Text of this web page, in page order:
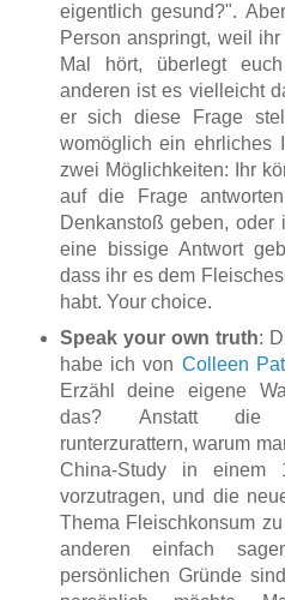
eigentlich gesund?".
Person anspringt, weil
Mal hört, überlegt
anderen ist es vielleicht
er sich diese Frage
womöglich ein ehrliches
zwei Möglichkeiten: Ihr
auf die Frage
Denkanstoß geben, oder
eine bissige Antwort
dass ihr es dem
habt. Your choice.
Speak your own truth:
habe ich von Colleen
Erzähl deine eigene
das? Anstatt die
runterzurattern, warum
China-Study in einem
vorzutragen, und die
Thema Fleischkonsum
anderen einfach
persönlichen Gründe